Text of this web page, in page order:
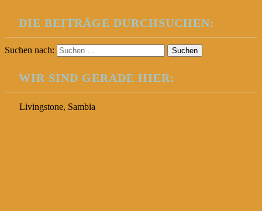
DIE BEITRÄGE DURCHSUCHEN:
Suchen nach:
WIR SIND GERADE HIER:
Livingstone, Sambia